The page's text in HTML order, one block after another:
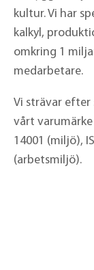
kultur. Vi har
kalkyl,
omkring 1
medarbetare.
Vi strävar
vårt
14001 (miljö),
(arbetsmiljö).